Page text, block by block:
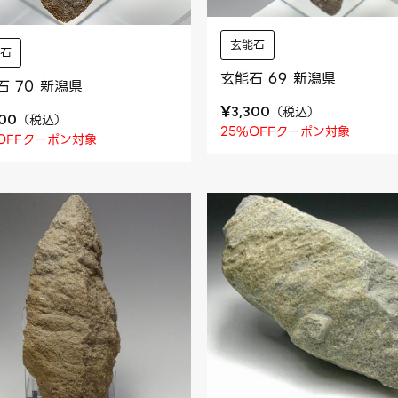
70 新潟県
（税込）
クーポン対象
玄能石
玄能石 69 新潟県
¥3,300 （税込）
25%OFFクーポン対象